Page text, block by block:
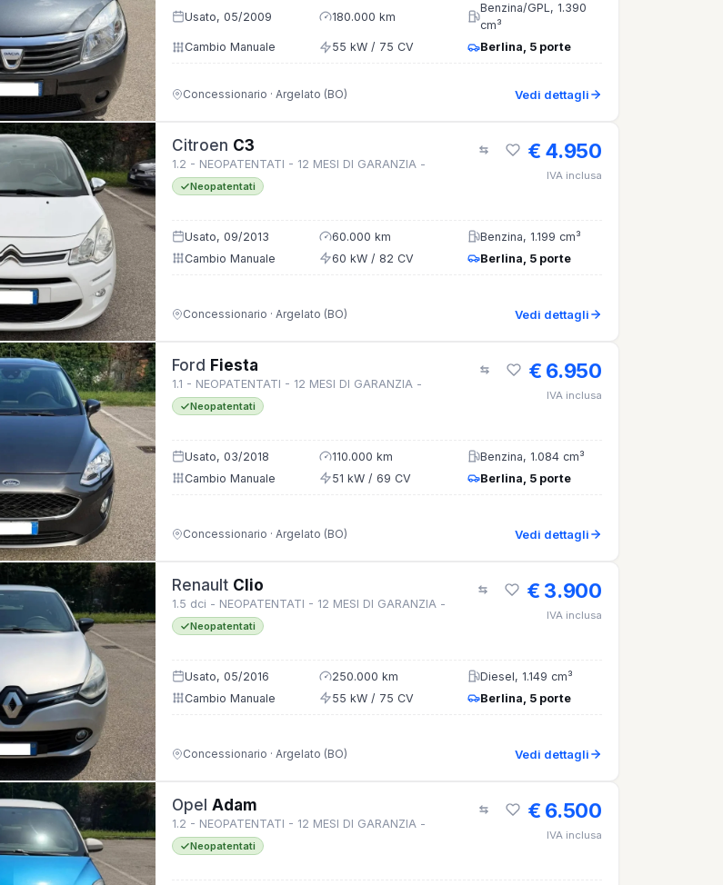
Usato, 05/2009 180.000 km
Benzina/GPL, 1.390
cm³
Cambio Manuale
55 kW / 75 CV Berlina, 5 porte
Concessionario · Argelato (BO) Vedi dettagli
Citroen C3
1.2 - NEOPATENTATI - 12 MESI DI GARANZIA -
Neopatentati
€ 4.950
IVA inclusa
Usato, 09/2013 60.000 km
Benzina, 1.199 cm³
Cambio Manuale
60 kW / 82 CV Berlina, 5 porte
Concessionario · Argelato (BO) Vedi dettagli
Ford Fiesta
1.1 - NEOPATENTATI - 12 MESI DI GARANZIA -
Neopatentati
€ 6.950
IVA inclusa
Usato, 03/2018 110.000 km
Benzina, 1.084 cm³
Cambio Manuale
51 kW / 69 CV Berlina, 5 porte
Concessionario · Argelato (BO) Vedi dettagli
Renault Clio
1.5 dci - NEOPATENTATI - 12 MESI DI GARANZIA -
Neopatentati
€ 3.900
IVA inclusa
Usato, 05/2016 250.000 km
Diesel, 1.149 cm³
Cambio Manuale
55 kW / 75 CV Berlina, 5 porte
Concessionario · Argelato (BO) Vedi dettagli
Opel Adam
1.2 - NEOPATENTATI - 12 MESI DI GARANZIA -
Neopatentati
€ 6.500
IVA inclusa